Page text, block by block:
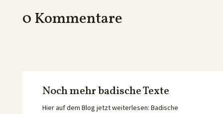
0 Kommentare
Noch mehr badische Texte
Hier auf dem Blog jetzt weiterlesen: Badische